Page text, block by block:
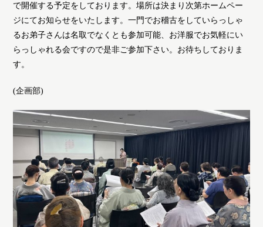
で開催する予定をしております。場所は決まり次第ホームペー
ジにてお知らせをいたします。一門でお稽古をしていらっしゃ
るお弟子さんは名取でなくとも参加可能、お洋服でお気軽にい
らっしゃれる会ですので是非ご参加下さい。お待ちしておりま
す。
(企画部)